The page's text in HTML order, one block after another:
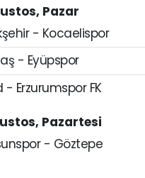
Pazar
- Kocaelispor
- Eyüpspor
Erzurumspor FK
Pazartesi
- Göztepe